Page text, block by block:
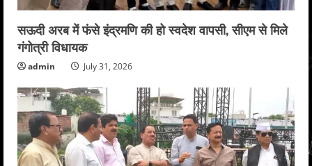
सऊदी अरब में फंसे इंद्रमणि की हो स्वदेश वापसी, सीएम से मिले
गंगोत्री विधायक
admin July 31, 2026